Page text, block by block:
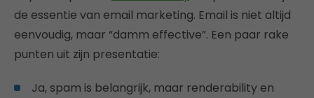
de essentie van email marketing. Email is niet altijd
eenvoudig, maar “damm effective”. Een paar rake
punten uit zijn presentatie:
Ja, spam is belangrijk, maar renderability en